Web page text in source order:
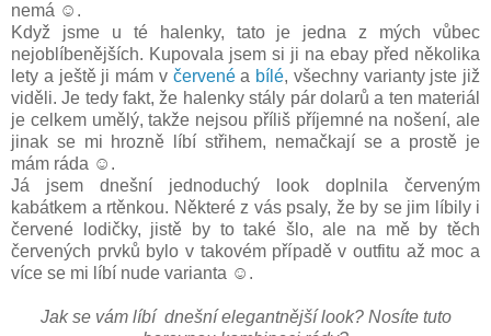
nemá ☺.
Když jsme u té halenky, tato je jedna z mých vůbec
nejoblíbenějších. Kupovala jsem si ji na ebay před několika
lety a ještě ji mám v červenéa bílé, všechny varianty jste již
viděli. Je tedy fakt, že halenky stály pár dolarů a ten materiál
je celkem umělý, takže nejsou příliš příjemné na nošení, ale
jinak se mi hrozně líbí střihem, nemačkají se a prostě je
mám ráda ☺.
Já jsem dnešní jednoduchý look doplnila červeným
kabátkem a rtěnkou. Některé z vás psaly, že by se jim líbily i
červené lodičky, jistě by to také šlo, ale na mě by těch
červených prvků bylo v takovém případě v outfitu až moc a
více se mi líbí nude varianta ☺.
Jak se vám líbí dnešní elegantnější look? Nosíte tuto